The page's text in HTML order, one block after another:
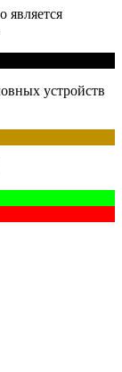
является
устройств